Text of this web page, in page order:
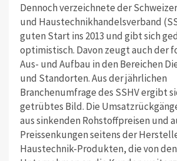
Dennoch verzeichnete der
und Haustechnikhandelsverband
guten Start ins 2013 und gibt sich
optimistisch. Davon zeugt auch der
Aus- und Aufbau in den Bereichen
und Standorten. Aus der jährlichen
Branchenumfrage des SSHV ergibt
getrübtes Bild. Die
aus sinkenden Rohstoffpreisen und
Preissenkungen seitens der
Haustechnik-Produkten, die von den